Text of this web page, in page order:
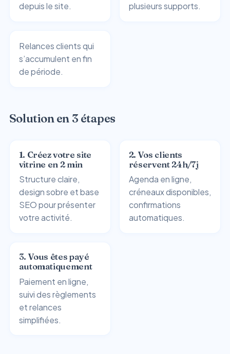
depuis le site.
plusieurs supports.
Relances clients qui
s’accumulent en fin
de période.
Solution en 3 étapes
1. Créez votre site
vitrine en 2 min
Structure claire,
design sobre et base
SEO pour présenter
votre activité.
2. Vos clients
réservent 24h/7j
Agenda en ligne,
créneaux disponibles,
confirmations
automatiques.
3. Vous êtes payé
automatiquement
Paiement en ligne,
suivi des règlements
et relances
simplifiées.